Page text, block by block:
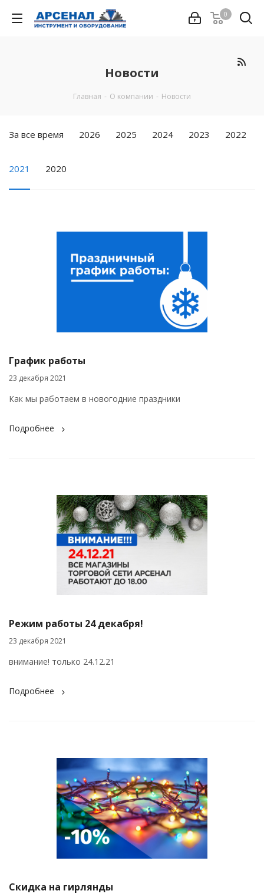
0
Новости
Главная - О компании - Новости
За все время 2026 2025 2024 2023 2022
2021 2020
График работы
23 декабря 2021
Как мы работаем в новогодние праздники
Подробнее
Режим работы 24 декабря!
23 декабря 2021
внимание! только 24.12.21
Подробнее
Скидка на гирлянды